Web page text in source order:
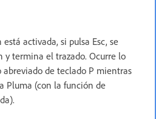
activada, si pulsa Esc, se
y termina el trazado. Ocurre lo
de teclado P mientras
Pluma (con la función de